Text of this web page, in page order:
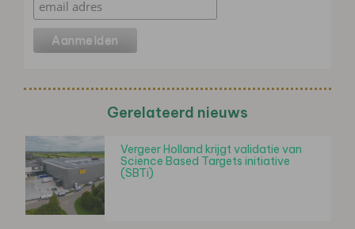
Gerelateerd nieuws
Vergeer Holland krijgt validatie van
Science Based Targets initiative
(SBTi)